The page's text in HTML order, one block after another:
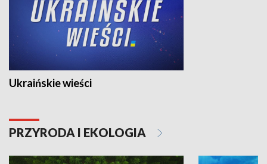
Ukraińskie wieści
PRZYRODA I EKOLOGIA